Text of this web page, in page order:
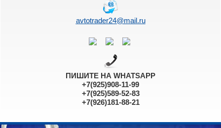
avtotrader24@mail.ru
ПИШИТЕ НА WHATSAPP
+7(925)908-11-99
+7(925)589-52-83
+7(926)181-88-21